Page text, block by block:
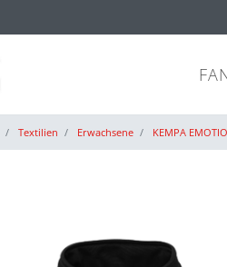
Textilien Erwachsene KEMPA